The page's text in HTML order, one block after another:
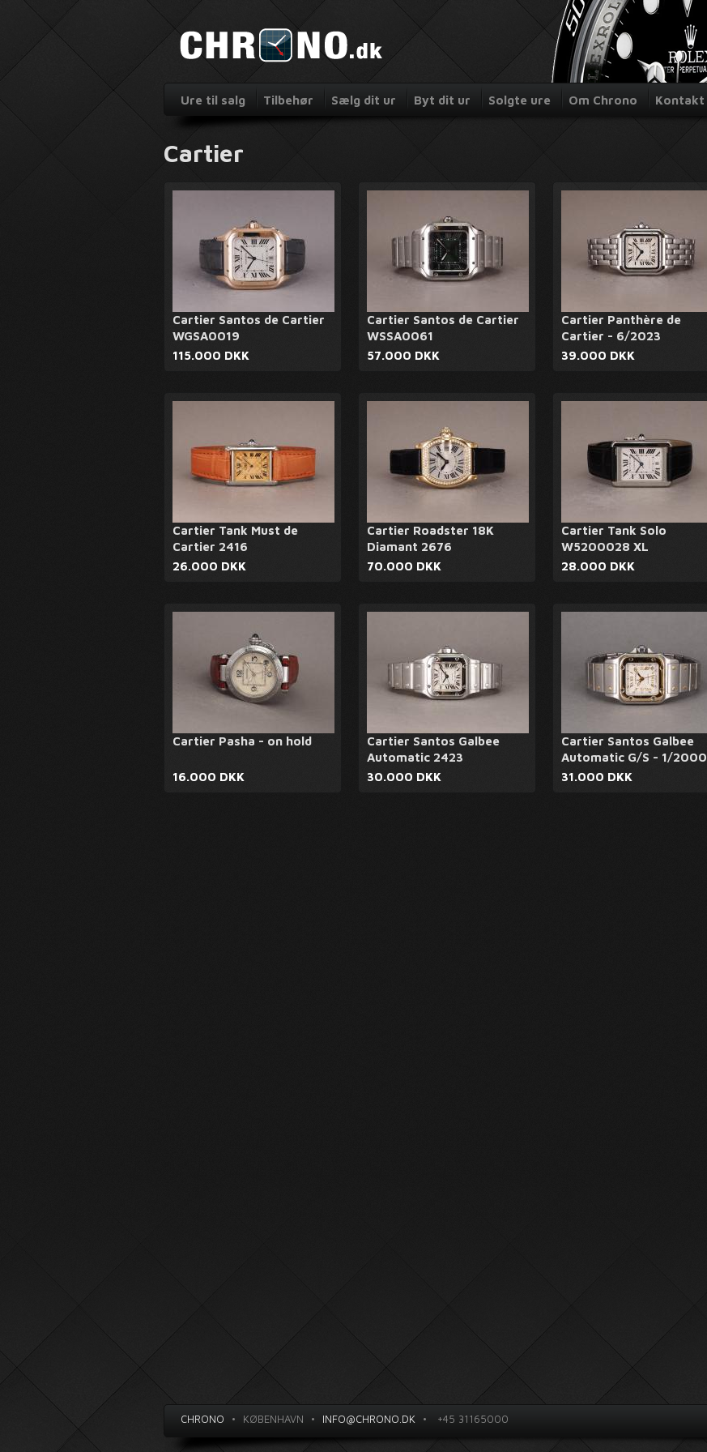
Ure til salg Tilbehør Sælg dit ur Byt dit ur Solgte ure Om Chrono Kontakt
Cartier
Cartier Santos de Cartier
WGSA0019
115.000 DKK
Cartier Santos de Cartier
WSSA0061
57.000 DKK
Cartier Panthère de
Cartier - 6/2023
39.000 DKK
Cartier Tank Must de
Cartier 2416
26.000 DKK
Cartier Roadster 18K
Diamant 2676
70.000 DKK
Cartier Tank Solo
W5200028 XL
28.000 DKK
Cartier Pasha - on hold
16.000 DKK
Cartier Santos Galbee
Automatic 2423
30.000 DKK
Cartier Santos Galbee
Automatic G/S - 1/2000
31.000 DKK
CHRONO • KØBENHAVN • INFO@CHRONO.DK • +45 31165000